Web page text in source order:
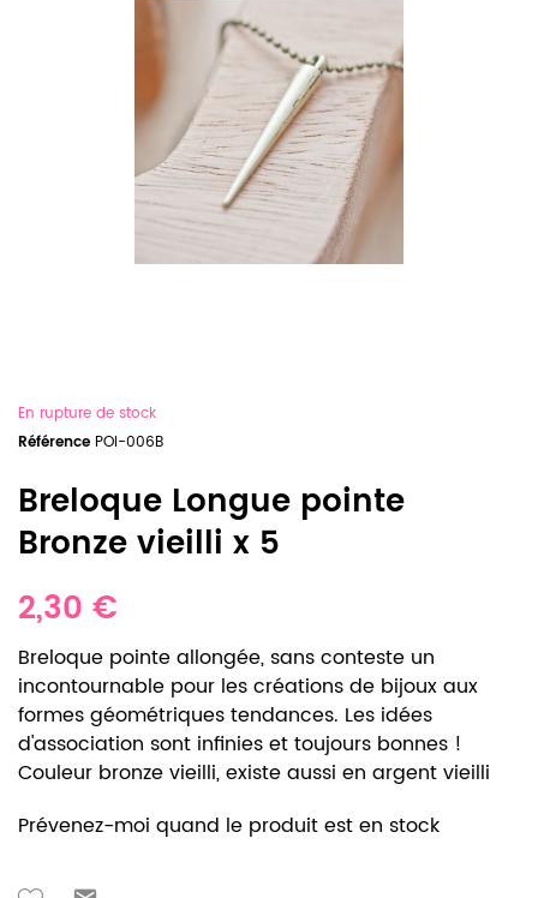
En rupture de stock
Référence POI-006B
Breloque Longue pointe
Bronze vieilli x 5
2,30 €
Breloque pointe allongée, sans conteste un
incontournable pour les créations de bijoux aux
formes géométriques tendances. Les idées
d'association sont infinies et toujours bonnes !
Couleur bronze vieilli, existe aussi en argent vieilli
Prévenez-moi quand le produit est en stock